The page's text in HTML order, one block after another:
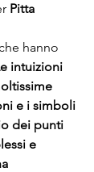
Pitta
hanno
intuizioni
e i simboli
dei punti
e